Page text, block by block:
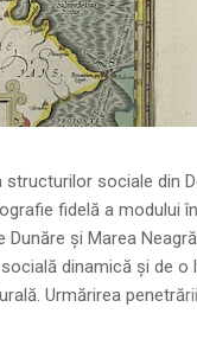
din
fidelă a modului
și Marea
dinamică și de o
Urmărirea